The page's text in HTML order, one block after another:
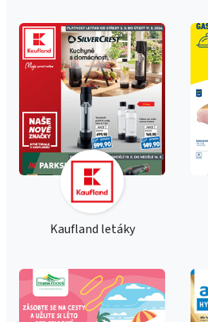
Kaufland letáky